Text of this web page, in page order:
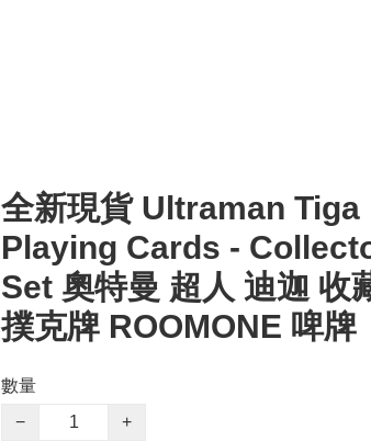
全新現貨 Ultraman Tiga
Playing Cards -
Set 奧特曼 超人 迪迦 收
撲克牌 ROOMONE 啤牌
數量
−
+